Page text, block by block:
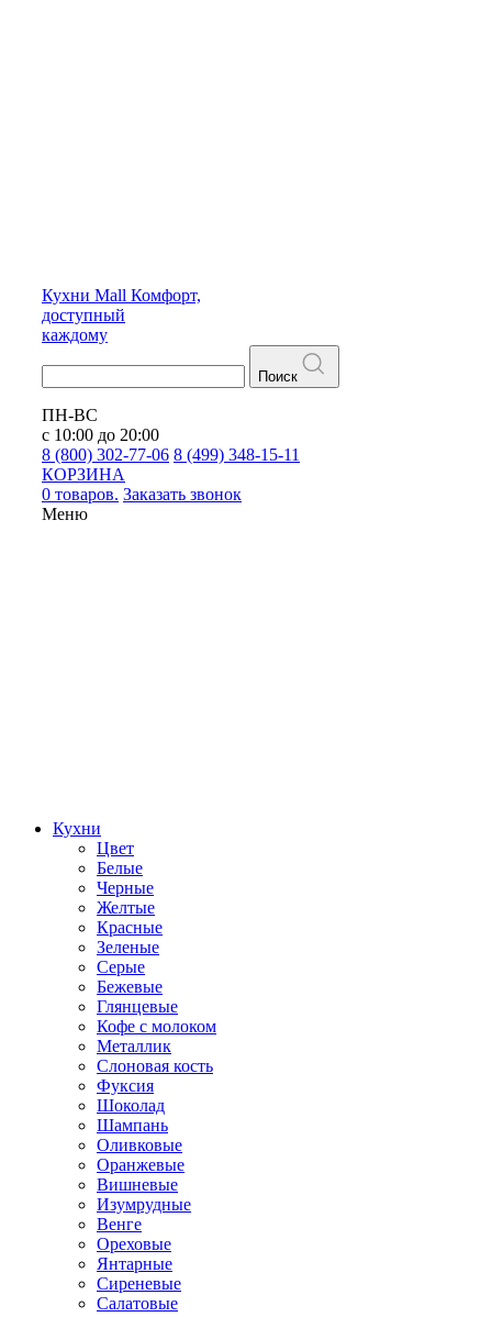
Кухни Mall Комфорт,
доступный
каждому
Поиск
ПН-ВС
с 10:00 до 20:00
8 (800) 302-77-06 8 (499) 348-15-11
КОРЗИНА
0 товаров. Заказать звонок
Меню
Кухни
Цвет
Белые
Черные
Желтые
Красные
Зеленые
Серые
Бежевые
Глянцевые
Кофе с молоком
Металлик
Слоновая кость
Фуксия
Шоколад
Шампань
Оливковые
Оранжевые
Вишневые
Изумрудные
Венге
Ореховые
Янтарные
Сиреневые
Салатовые